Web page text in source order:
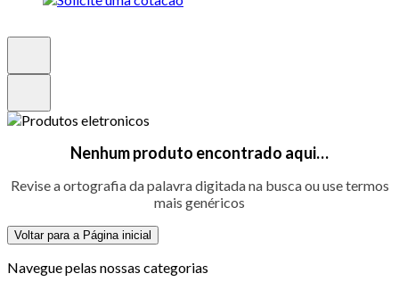
Nenhum produto encontrado aqui…
Revise a ortografia da palavra digitada na busca ou use termos
mais genéricos
Voltar para a Página inicial
Navegue pelas nossas categorias